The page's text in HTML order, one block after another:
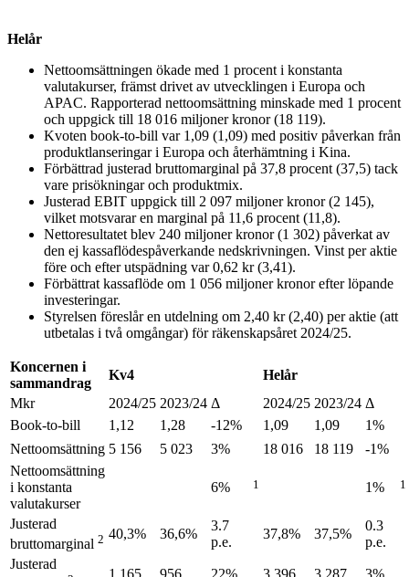
Helår
Nettoomsättningen ökade med 1 procent i konstanta
valutakurser, främst drivet av utvecklingen i Europa och
APAC. Rapporterad nettoomsättning minskade med 1 procent
och uppgick till 18 016 miljoner kronor (18 119).
Kvoten book-to-bill var 1,09 (1,09) med positiv påverkan från
produktlanseringar i Europa och återhämtning i Kina.
Förbättrad justerad bruttomarginal på 37,8 procent (37,5) tack
vare prisökningar och produktmix.
Justerad EBIT uppgick till 2 097 miljoner kronor (2 145),
vilket motsvarar en marginal på 11,6 procent (11,8).
Nettoresultatet blev 240 miljoner kronor (1 302) påverkat av
den ej kassaflödespåverkande nedskrivningen. Vinst per aktie
före och efter utspädning var 0,62 kr (3,41).
Förbättrat kassaflöde om 1 056 miljoner kronor efter löpande
investeringar.
Styrelsen föreslår en utdelning om 2,40 kr (2,40) per aktie (att
utbetalas i två omgångar) för räkenskapsåret 2024/25.
Koncernen i
sammandrag
Kv4
Helår
Mkr
2024/25 2023/24 Δ 2024/25 2023/24 Δ
Book-to-bill
1,12 1,28 -12% 1,09 1,09
1%
Nettoomsättning 5 156 5 023 3% 18 016 18 119
-1%
Nettoomsättning
i konstanta
valutakurser
6% 1 1% 1
Justerad
bruttomarginal 2 40,3% 36,6%
3.7
p.e.
37,8% 37,5%
0.3
p.e.
Justerad
1 165 956 22% 3 396 3 287 3%